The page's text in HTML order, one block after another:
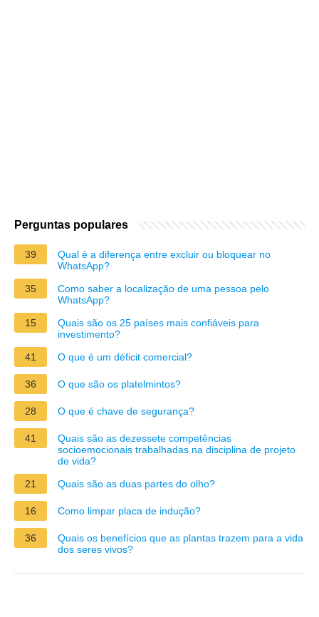
Perguntas populares
39
Qual é a diferença entre excluir ou bloquear no
WhatsApp?
35
Como saber a localização de uma pessoa pelo
WhatsApp?
15
Quais são os 25 países mais confiáveis para
investimento?
41
O que é um déficit comercial?
36 O que são os platelmintos?
28 O que é chave de segurança?
41
Quais são as dezessete competências
socioemocionais trabalhadas na disciplina de projeto
de vida?
21
Quais são as duas partes do olho?
16 Como limpar placa de indução?
36
Quais os benefícios que as plantas trazem para a vida
dos seres vivos?